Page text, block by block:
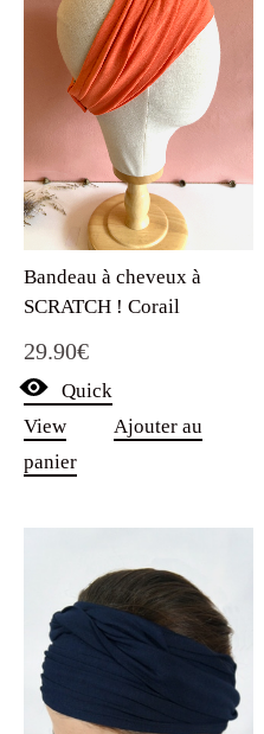
Bandeau à cheveux à
SCRATCH ! Corail
29.90€
Quick
View
Ajouter au
panier